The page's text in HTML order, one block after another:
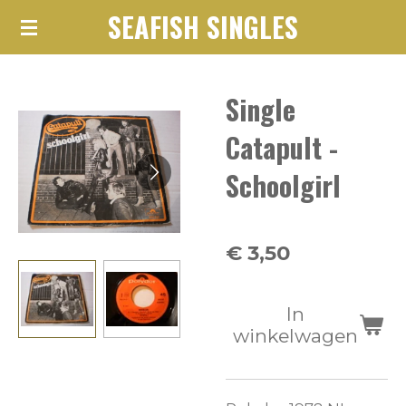
Ga
hoofdinhoud
SEAFISH SINGLES
Single
Catapult -
Schoolgirl
€ 3,50
In
winkelwagen